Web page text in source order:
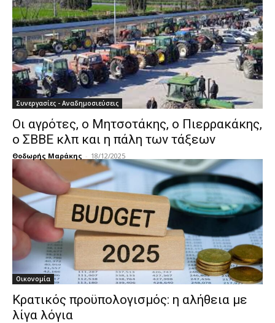
Συνεργασίες - Αναδημοσιεύσεις
Οι αγρότες, ο Μητσοτάκης, ο Πιερρακάκης,
ο ΣΒΒΕ κλπ και η πάλη των τάξεων
Θοδωρής Μαράκης - 18/12/2025
Οικονομία
Κρατικός προϋπολογισμός: η αλήθεια με
λίγα λόγια